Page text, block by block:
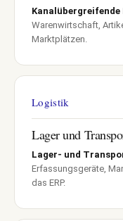
Kanalübergreifende
Warenwirtschaft,
Marktplätzen.
Logistik
Lager und
Lager- und
Erfassungsgeräte,
das ERP.